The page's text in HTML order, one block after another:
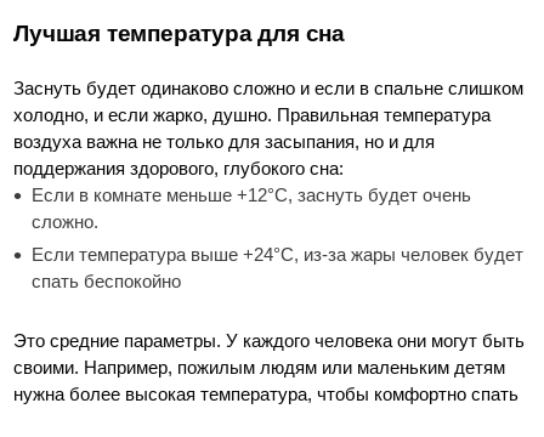
Лучшая температура для сна
Заснуть будет одинаково сложно и если в спальне слишком
холодно, и если жарко, душно. Правильная температура
воздуха важна не только для засыпания, но и для
поддержания здорового, глубокого сна:
Если в комнате меньше +12°C, заснуть будет очень
сложно.
Если температура выше +24°C, из-за жары человек будет
спать беспокойно
Это средние параметры. У каждого человека они могут быть
своими. Например, пожилым людям или маленьким детям
нужна более высокая температура, чтобы комфортно спать